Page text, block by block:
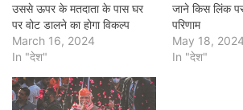
उससे ऊपर के मतदाता के पास घर
पर वोट डालने का होगा विकल्प
March 16, 2024
In "देश"
जाने किस लिंक
परिणाम
May 18, 2024
In "देश"